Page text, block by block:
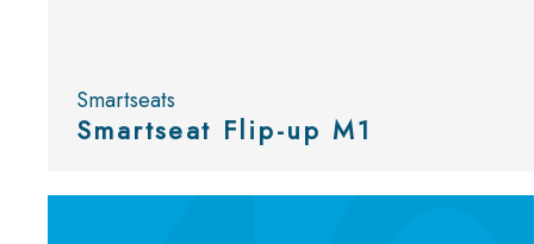
Smartseats
Smartseat Flip-up M1